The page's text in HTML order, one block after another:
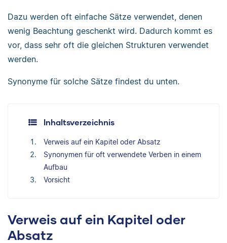
Dazu werden oft einfache Sätze verwendet, denen
wenig Beachtung geschenkt wird. Dadurch kommt es
vor, dass sehr oft die gleichen Strukturen verwendet
werden.
Synonyme für solche Sätze findest du unten.
Inhaltsverzeichnis
Verweis auf ein Kapitel oder Absatz
Synonymen für oft verwendete Verben in einem
Aufbau
Vorsicht
Verweis auf ein Kapitel oder
Absatz